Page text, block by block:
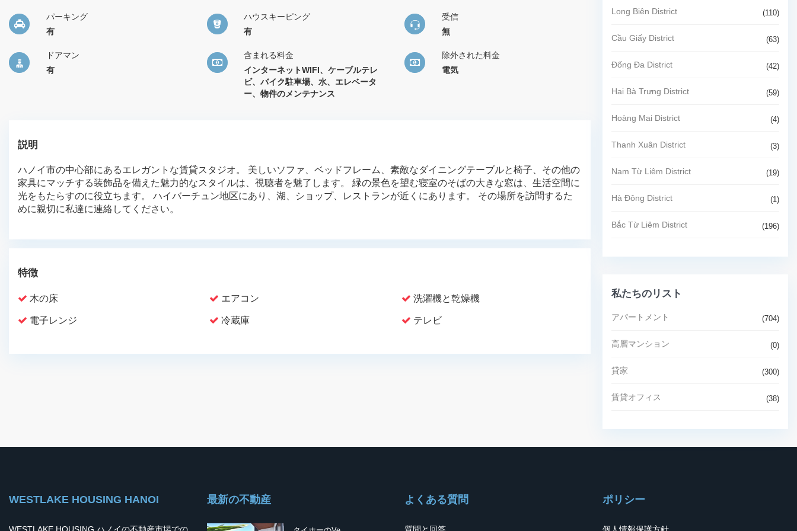
パーキング
有
ハウスキーピング
有
受信
無
ドアマン
有
含まれる料金
インターネットWIFI、ケーブルテレ
ビ、バイク駐車場、水、エレベータ
ー、物件のメンテナンス
除外された料金
電気
説明
ハノイ市の中心部にあるエレガントな賃貸スタジオ。 美しいソファ、ベッドフレーム、素敵なダイニングテーブルと椅子、その他の
家具にマッチする装飾品を備えた魅力的なスタイルは、視聴者を魅了します。 緑の景色を望む寝室のそばの大きな窓は、生活空間に
光をもたらすのに役立ちます。 ハイバーチュン地区にあり、湖、ショップ、レストランが近くにあります。 その場所を訪問するた
めに親切に私達に連絡してください。
特徴
木の床 エアコン 洗濯機と乾燥機
電子レンジ 冷蔵庫 テレビ
Long Biên District (110)
Cầu Giấy District (63)
Đống Đa District (42)
Hai Bà Trưng District (59)
Hoàng Mai District (4)
Thanh Xuân District (3)
Nam Từ Liêm District (19)
Hà Đông District (1)
Bắc Từ Liêm District (196)
私たちのリスト
アパートメント (704)
高層マンション (0)
貸家 (300)
賃貸オフィス (38)
WESTLAKE HOUSING HANOI
WESTLAKE HOUSING ハノイの不動産市場での
最新の不動産 よくある質問
質問と回答
ポリシー
個人情報保護方針